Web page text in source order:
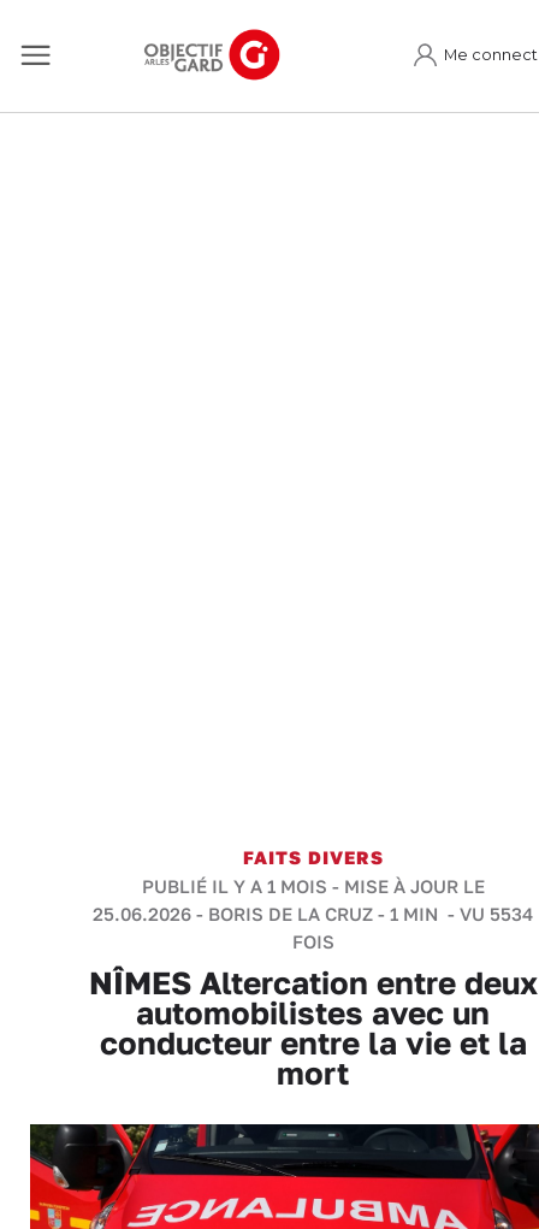
Me
FAITS DIVERS
PUBLIÉ IL Y A 1 MOIS - MISE À JOUR LE
25.06.2026 - BORIS DE LA CRUZ - 1 MIN - VU 5534
FOIS
NÎMES Altercation entre deux
automobilistes avec un
conducteur entre la vie et la
mort